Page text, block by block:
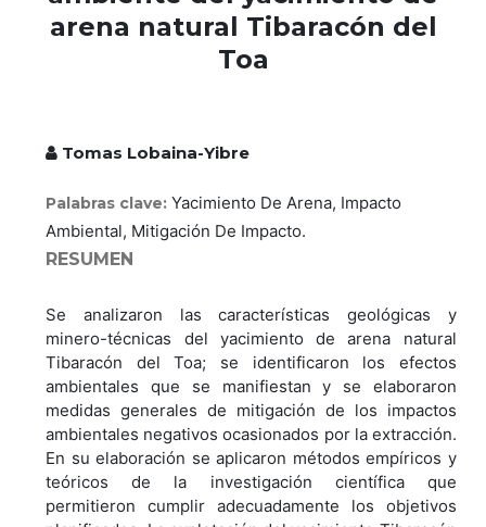
arena natural Tibaracón del
Toa
Tomas Lobaina-Yibre
Palabras clave:Yacimiento De Arena, Impacto
Ambiental, Mitigación De Impacto.
RESUMEN
Se analizaron las características geológicas y
minero-técnicas del yacimiento de arena natural
Tibaracón del Toa; se identificaron los efectos
ambientales que se manifiestan y se elaboraron
medidas generales de mitigación de los impactos
ambientales negativos ocasionados por la extracción.
En su elaboración se aplicaron métodos empíricos y
teóricos de la investigación científica que
permitieron cumplir adecuadamente los objetivos